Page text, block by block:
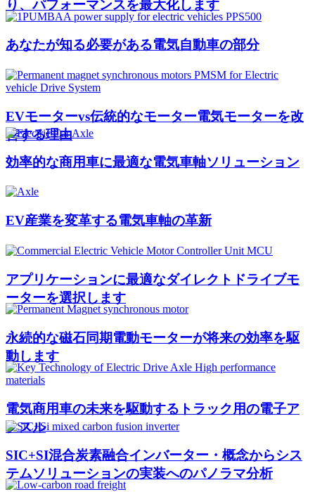
り、パフォーマンスを最大化します
あなたが知る必要がある電気自動車の部分
EVモーターvs伝統的なモーター電気モーターを改
善する理由
効率的な商用車に最適な電気車軸ソリューション
EV産業を変革する電気車軸の革新
アプリケーションに最適なダイレクトドライブモ
ーターを選択します
永続的な磁石同期電動モーターが将来の効率を駆
動します
電気商用車の未来を駆動するトラック用の電子ア
クスル
SIC+SI混合炭素融合インバーター・概念からシス
テムソリューションの実装へのパノラマ分析